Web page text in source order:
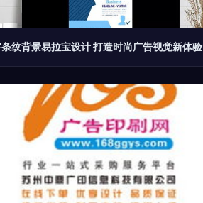
纹背景易拉宝设计 打造时尚广告视觉新体验